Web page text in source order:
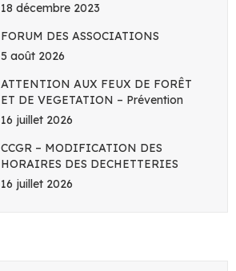
18 décembre 2023
FORUM DES ASSOCIATIONS
5 août 2026
ATTENTION AUX FEUX DE FORÊT
ET DE VEGETATION – Prévention
16 juillet 2026
CCGR – MODIFICATION DES
HORAIRES DES DECHETTERIES
16 juillet 2026